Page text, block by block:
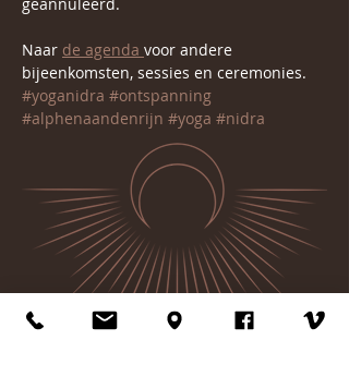
Naar de agenda voor andere
bijeenkomsten, sessies en ceremonies.
#yoganidra #ontspanning
#alphenaandenrijn #yoga #nidra